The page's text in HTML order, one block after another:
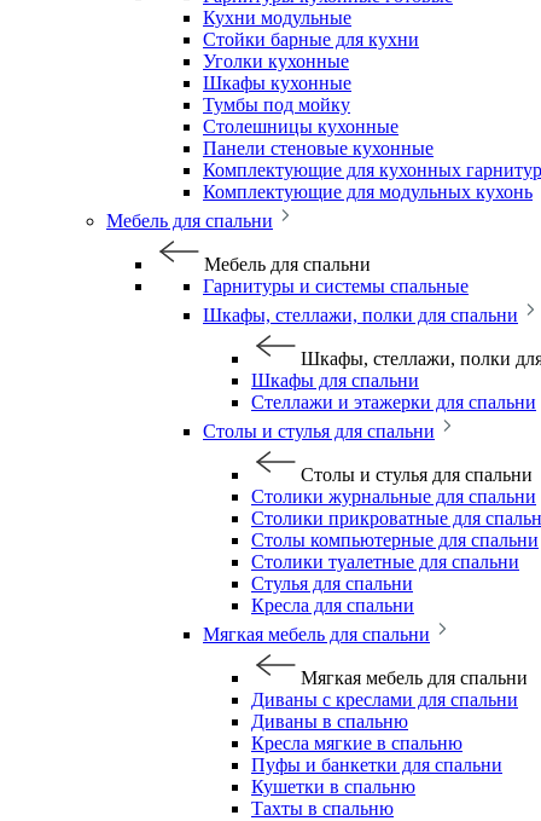
Кухни модульные
Стойки барные для кухни
Уголки кухонные
Шкафы кухонные
Тумбы под мойку
Столешницы кухонные
Панели стеновые кухонные
Комплектующие для кухонных
Комплектующие для модульных кухонь
Мебель для спальни
Мебель для спальни
Гарнитуры и системы спальные
Шкафы, стеллажи, полки для спальни
Шкафы, стеллажи, полки
Шкафы для спальни
Стеллажи и этажерки для спальни
Столы и стулья для спальни
Столы и стулья для спальни
Столики журнальные для спальни
Столики прикроватные для
Столы компьютерные для спальни
Столики туалетные для спальни
Стулья для спальни
Кресла для спальни
Мягкая мебель для спальни
Мягкая мебель для спальни
Диваны с креслами для спальни
Диваны в спальню
Кресла мягкие в спальню
Пуфы и банкетки для спальни
Кушетки в спальню
Тахты в спальню